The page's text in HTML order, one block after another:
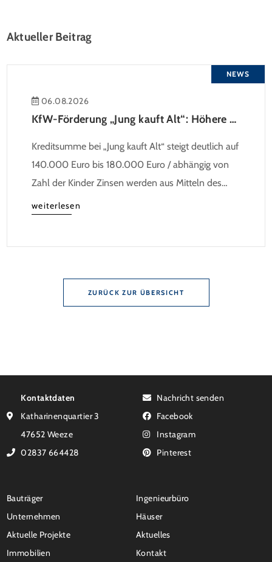
Aktueller Beitrag
NEWS
06.08.2026
KfW-Förderung „Jung kauft Alt“: Höhere Kredite ab August 2026
Kreditsumme bei „Jung kauft Alt“ steigt deutlich auf
140.000 Euro bis 180.000 Euro / abhängig von
Zahl der Kinder Zinsen werden aus Mitteln des
Bundes verbilligt: Heutiger Zins bei 0,53 Prozent
weiterlesen
ZURÜCK ZUR ÜBERSICHT
Kontaktdaten
Katharinenquartier 3
47652 Weeze
02837 664428
Nachricht senden
Facebook
Instagram
Pinterest
Bauträger
Ingenieurbüro
Unternehmen
Häuser
Aktuelle Projekte
Aktuelles
Immobilien
Kontakt